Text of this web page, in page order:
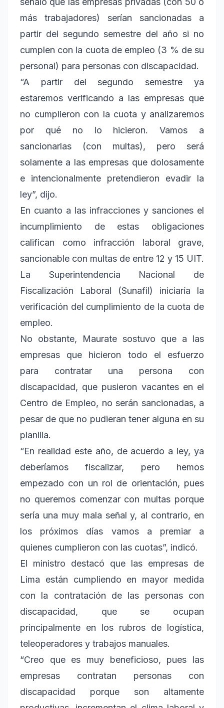
más trabajadores) serían sancionadas a
partir del segundo semestre del año si no
cumplen con la cuota de empleo (3 % de su
personal) para personas con discapacidad.
“A partir del segundo semestre ya
estaremos verificando a las empresas que
no cumplieron con la cuota y analizaremos
por qué no lo hicieron. Vamos a
sancionarlas (con multas), pero será
solamente a las empresas que dolosamente
e intencionalmente pretendieron evadir la
ley”, dijo.
En cuanto a las infracciones y sanciones el
incumplimiento de estas obligaciones
califican como infracción laboral grave,
sancionable con multas de entre 12 y 15 UIT.
La Superintendencia Nacional de
Fiscalización Laboral (Sunafil) iniciaría la
verificación del cumplimiento de la cuota de
empleo.
No obstante, Maurate sostuvo que a las
empresas que hicieron todo el esfuerzo
para contratar una persona con
discapacidad, que pusieron vacantes en el
Centro de Empleo, no serán sancionadas, a
pesar de que no pudieran tener alguna en su
planilla.
“En realidad este año, de acuerdo a ley, ya
deberíamos fiscalizar, pero hemos
empezado con un rol de orientación, pues
no queremos comenzar con multas porque
sería una muy mala señal y, al contrario, en
los próximos días vamos a premiar a
quienes cumplieron con las cuotas”, indicó.
El ministro destacó que las empresas de
Lima están cumpliendo en mayor medida
con la contratación de las personas con
discapacidad, que se ocupan
principalmente en los rubros de logística,
teleoperadores y trabajos manuales.
“Creo que es muy beneficioso, pues las
empresas contratan personas con
discapacidad porque son altamente